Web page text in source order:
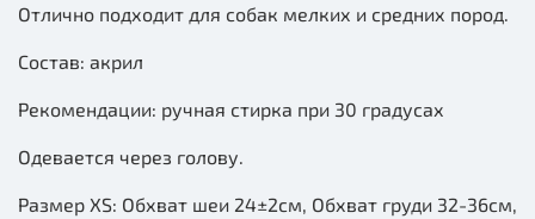
Отлично подходит для собак мелких и средних пород.
Состав: акрил
Рекомендации: ручная стирка при 30 градусах
Одевается через голову.
Размер XS: Обхват шеи 24±2см, Обхват груди 32-36см,